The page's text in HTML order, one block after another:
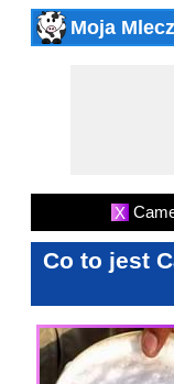
Moja
X
Co to jest